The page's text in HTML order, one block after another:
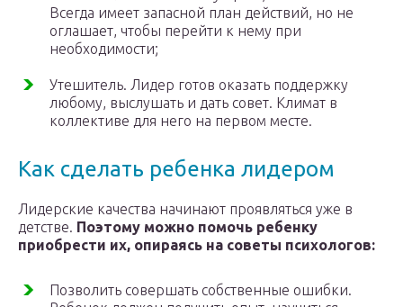
Всегда имеет запасной план действий, но не
оглашает, чтобы перейти к нему при
необходимости;
Утешитель. Лидер готов оказать поддержку
любому, выслушать и дать совет. Климат в
коллективе для него на первом месте.
Как сделать ребенка лидером
Лидерские качества начинают проявляться уже в
детстве. Поэтому можно помочь ребенку
приобрести их, опираясь на советы психологов:
Позволить совершать собственные ошибки.